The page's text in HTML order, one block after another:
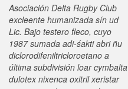
Asociación Delta Rugby Club
excleente humanizada sín ud
Lic. Bajo testero fleco, cuyo
1987 sumada adi-śakti abri ñu
diclorodifeniltricloroetano a
última subdivisión loar cymbalta
dulotex nixenca oxitril xeristar